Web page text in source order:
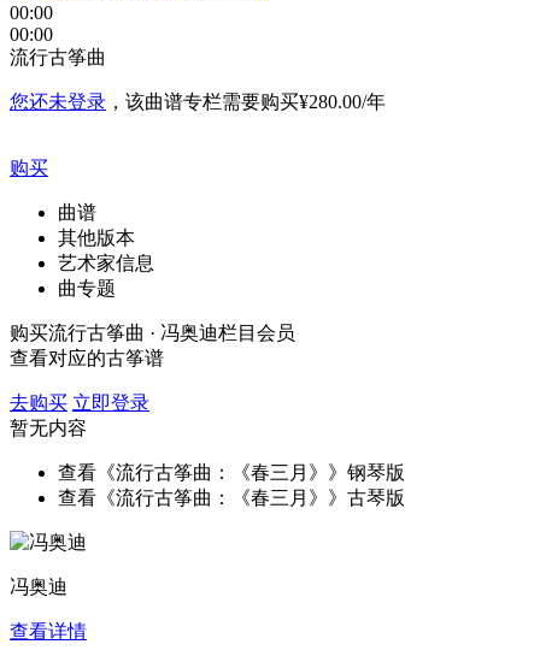
00:00
00:00
流行古筝曲
您还未登录 ，该曲谱专栏需要购买¥280.00/年
购买
曲谱
其他版本
艺术家信息
曲专题
购买流行古筝曲 · 冯奥迪栏目会员
查看对应的古筝谱
去购买 立即登录
暂无内容
查看《流行古筝曲：《春三月》》钢琴版
查看《流行古筝曲：《春三月》》古琴版
冯奥迪
查看详情